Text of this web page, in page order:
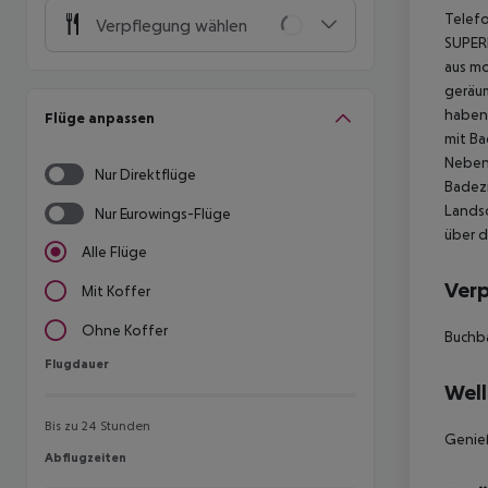
Verpflegung wählen
Flüge anpassen
Nur Direktflüge
Nur Eurowings-Flüge
Alle Flüge
Mit Koffer
Ohne Koffer
Flugdauer
Flugdauer
Bis zu 24 Stunden
Abflugzeiten
Abflugzeiten
aus
mit
über